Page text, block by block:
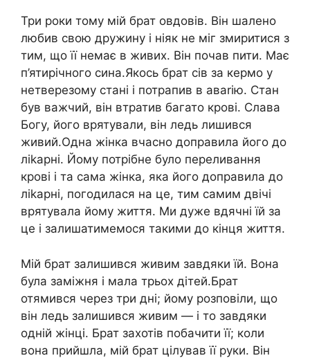
Три роки тому мій брат овдовів. Він шалено
любив свою дружину і ніяк не міг змиритися з
тим, що її немає в живих. Він почав пити. Має
п’ятирічного сина.Якось брат сів за кермо у
нетверезому стані і потрапив в аваrію. Стан
був важчий, він втратив багато крові. Слава
Богу, його врятували, він ледь лишився
живий.Одна жінка вчасно доправила його до
ліkарні. Йому потрібне було переливання
крові і та сама жінка, яка його доправила до
ліkарні, погодилася на це, тим самим двічі
врятувала йому життя. Ми дуже вдячні їй за
це і залишатимемося такими до кінця життя.
Мій брат залишився живим завдяки їй. Вона
була заміжня і мала трьох дітей.Брат
отямився через три дні; йому розповіли, що
він ледь залишився живим — і то завдяки
одній жінці. Брат захотів побачити її; коли
вона прийшла, мій брат цілував її руки. Він